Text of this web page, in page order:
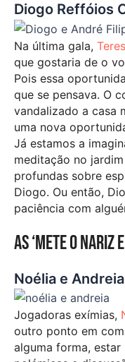
Diogo Reffóios
Na última gala,
que gostaria de o
Pois essa
que se pensava. O
vandalizado a casa
uma nova
Já estamos a
meditação no
profundas sobre
Diogo. Ou então,
paciência com
As ‘mete o nariz
Noélia e Andreia
Jogadoras exímias,
outro ponto em
alguma forma,